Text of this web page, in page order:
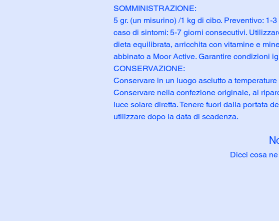
SOMMINISTRAZIONE:
5 gr. (un misurino) /1 kg di cibo. Preventivo: 1-
caso di sintomi: 5-7 giorni consecutivi.
dieta equilibrata, arricchita con vitamine e
abbinato a Moor Active. Garantire condizioni
CONSERVAZIONE:
Conservare in un luogo asciutto a
Conservare nella confezione originale, al
luce solare diretta. Tenere fuori dalla portata
utilizzare dopo la data di scadenza.
Dicci cosa